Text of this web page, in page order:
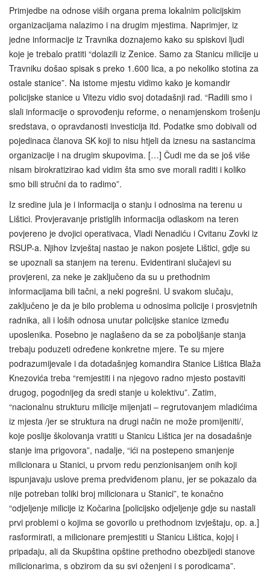
Primjedbe na odnose viših organa prema lokalnim policijskim
organizacijama nalazimo i na drugim mjestima. Naprimjer, iz
jedne informacije iz Travnika doznajemo kako su spiskovi ljudi
koje je trebalo pratiti “dolazili iz Zenice. Samo za Stanicu milicije u
Travniku došao spisak s preko 1.600 lica, a po nekoliko stotina za
ostale stanice”. Na istome mjestu vidimo kako je komandir
policijske stanice u Vitezu vidio svoj dotadašnji rad. “Radili smo i
slali informacije o sprovođenju reforme, o nenamjenskom trošenju
sredstava, o opravdanosti investicija itd. Podatke smo dobivali od
pojedinaca članova SK koji to nisu htjeli da iznesu na sastancima
organizacije i na drugim skupovima. […] Čudi me da se još više
nisam birokratizirao kad vidim šta smo sve morali raditi i koliko
smo bili stručni da to radimo”.
Iz sredine jula je i informacija o stanju i odnosima na terenu u
Lištici. Provjeravanje pristiglih informacija odlaskom na teren
povjereno je dvojici operativaca, Vladi Nenadiću i Cvitanu Zovki iz
RSUP-a. Njihov Izvještaj nastao je nakon posjete Lištici, gdje su
se upoznali sa stanjem na terenu. Evidentirani slučajevi su
provjereni, za neke je zaključeno da su u prethodnim
informacijama bili tačni, a neki pogrešni. U svakom slučaju,
zaključeno je da je bilo problema u odnosima policije i prosvjetnih
radnika, ali i loših odnosa unutar policijske stanice između
uposlenika. Posebno je naglašeno da se za poboljšanje stanja
trebaju poduzeti određene konkretne mjere. Te su mjere
podrazumijevale i da dotadašnjeg komandira Stanice Lištica Blaža
Knezovića treba “remjestiti i na njegovo radno mjesto postaviti
drugog, pogodnijeg da sredi stanje u kolektivu”. Zatim,
“nacionalnu strukturu milicije mijenjati – regrutovanjem mladićima
iz mjesta /jer se struktura na drugi način ne može promijeniti/,
koje poslije školovanja vratiti u Stanicu Lištica jer na dosadašnje
stanje ima prigovora”, nadalje, “ići na postepeno smanjenje
milicionara u Stanici, u prvom redu penzionisanjem onih koji
ispunjavaju uslove prema predviđenom planu, jer se pokazalo da
nije potreban toliki broj milicionara u Stanici”, te konačno
“odjeljenje milicije iz Kočarina [policijsko odjeljenje gdje su nastali
prvi problemi o kojima se govorilo u prethodnom izvještaju, op. a.]
rasformirati, a milicionare premjestiti u Stanicu Lištica, kojoj i
pripadaju, ali da Skupština opštine prethodno obezbijedi stanove
milicionarima, s obzirom da su svi oženjeni i s porodicama”.